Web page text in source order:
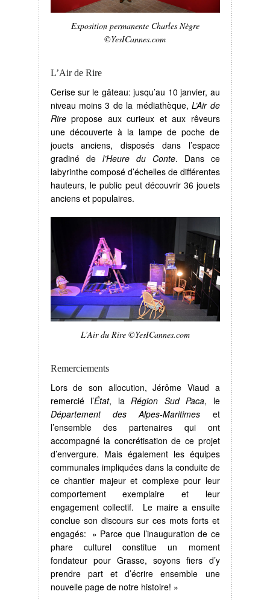
Exposition permanente Charles Nègre
©YesICannes.com
L’Air de Rire
Cerise sur le gâteau: jusqu’au 10 janvier, au
niveau moins 3 de la médiathèque,L’Air de
Rirepropose aux curieux et aux rêveurs
une découverte à la lampe de poche de
jouets anciens, disposés dans l’espace
gradiné de l’Heure du Conte. Dans ce
labyrinthe composé d’échelles de différentes
hauteurs, le public peut découvrir 36 jouets
anciens et populaires.
L’Air du Rire ©YesICannes.com
Remerciements
Lors de son allocution, Jérôme Viaud a
remercié l’État, la Région Sud Paca, le
Département des Alpes-Maritimes et
l’ensemble des partenaires qui ont
accompagné la concrétisation de ce projet
d’envergure. Mais également les équipes
communales impliquées dans la conduite de
ce chantier majeur et complexe pour leur
comportement exemplaire et leur
engagement collectif. Le maire a ensuite
conclue son discours sur ces mots forts et
engagés: » Parce que l’inauguration de ce
phare culturel constitue un moment
fondateur pour Grasse, soyons fiers d’y
prendre part et d’écrire ensemble une
nouvelle page de notre histoire! »